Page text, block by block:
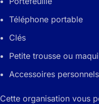
Téléphone portable
Clés
Petite trousse ou
Accessoires personnels
Cette organisation vous